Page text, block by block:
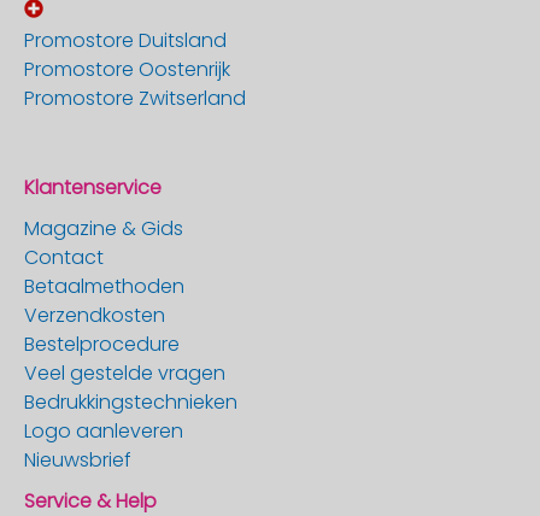
Promostore Duitsland
Promostore Oostenrijk
Promostore Zwitserland
Klantenservice
Magazine & Gids
Contact
Betaalmethoden
Verzendkosten
Bestelprocedure
Veel gestelde vragen
Bedrukkingstechnieken
Logo aanleveren
Nieuwsbrief
Service & Help